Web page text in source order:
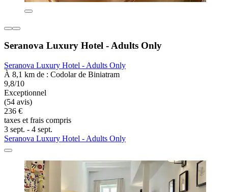
Seranova Luxury Hotel - Adults Only
Seranova Luxury Hotel - Adults Only
À 8,1 km de : Codolar de Biniatram
9,8/10
Exceptionnel
(54 avis)
236 €
taxes et frais compris
3 sept. - 4 sept.
Seranova Luxury Hotel - Adults Only